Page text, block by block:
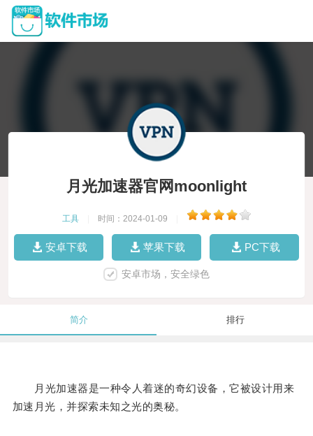
月光加速器官网moonlight
工具 时间：2024-01-09
安卓下载 苹果下载 PC下载
安卓市场，安全绿色
简介 排行
月光加速器是一种令人着迷的奇幻设备，它被设计用来
加速月光，并探索未知之光的奥秘。